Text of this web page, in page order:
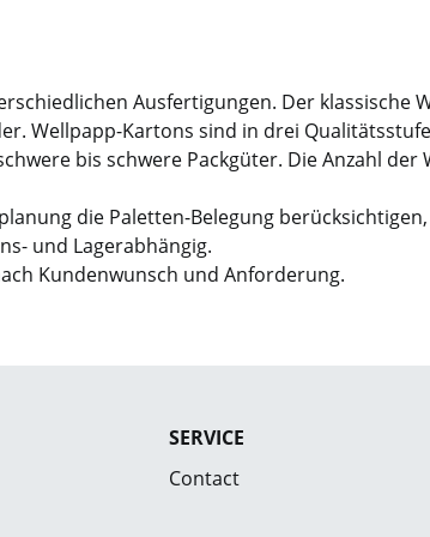
Ausfertigungen. Der klassische
Wellpapp-Kartons sind in drei
bis schwere Packgüter. Die Anzahl der
die Paletten-Belegung
und Lagerabhängig.
Kundenwunsch und Anforderung.
SERVICE
Contact